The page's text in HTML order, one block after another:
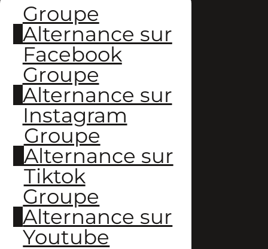
Groupe
Alternance sur
Facebook
Groupe
Alternance sur
Instagram
Groupe
Alternance sur
Tiktok
Groupe
Alternance sur
Youtube